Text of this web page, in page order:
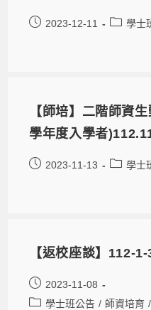
2023-12-11 學士
【師培】二階師資
學年度入學者
2023-11-13 學士
【返校座談】112-
2023-11-08
學士班公告 / 師資培育 /